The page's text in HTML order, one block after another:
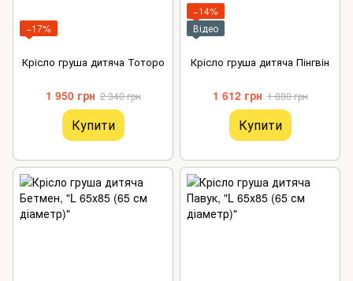
−17%
Крісло груша дитяча Тоторо
1 950 грн 2 340 грн
Купити
−14%
Відео
Крісло груша дитяча Пінгвін
1 612 грн 1 880 грн
Купити